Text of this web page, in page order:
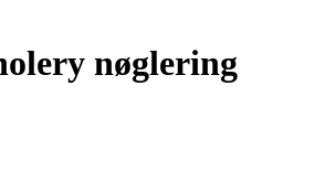
nøglering